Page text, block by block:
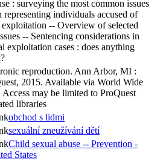
: surveying the most common issues
representing individuals accused of
-- Overview of selected
-- Sentencing considerations in
exploitation cases : does anything
reproduction. Ann Arbor, MI :
2015. Available via World Wide
Access may be limited to ProQuest
libraries
obchod s lidmi
sexuální zneužívání dětí
Child sexual abuse -- Prevention -
States